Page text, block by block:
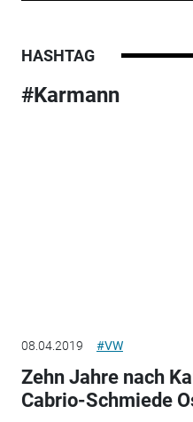
HASHTAG
#Karmann
08.04.2019 #VW
Zehn Jahre nach
Cabrio-Schmiede